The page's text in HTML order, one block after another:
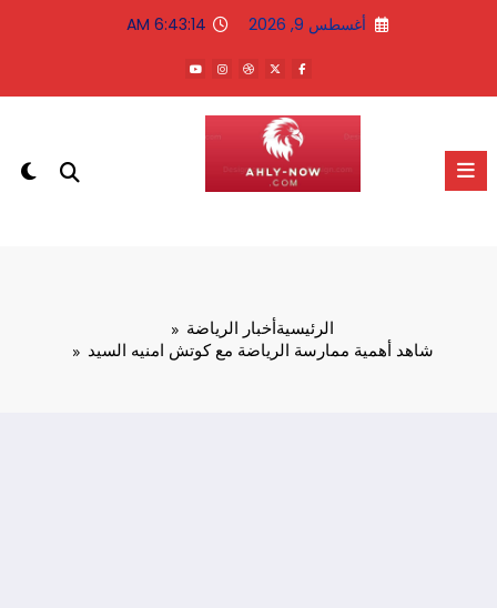
أغسطس 9, 2026 6:43:14 AM
الرئيسيةأخبار الرياضة
شاهد أهمية ممارسة الرياضة مع كوتش امنيه السيد